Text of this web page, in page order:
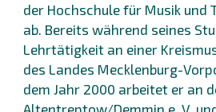
der Hochschule für Musik und
ab. Bereits während seines
Lehrtätigkeit an einer
des Landes Mecklenburg-
dem Jahr 2000 arbeitet er an
Altentreptow/Demmin e. V.